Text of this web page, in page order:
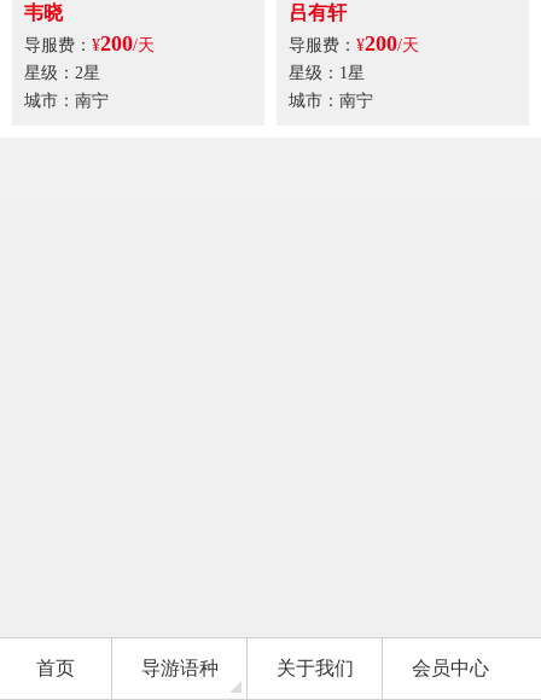
韦晓
导服费： ¥200/天
星级：2星
城市：南宁
吕有轩
导服费： ¥200/天
星级：1星
城市：南宁
首页 导游语种 关于我们 会员中心